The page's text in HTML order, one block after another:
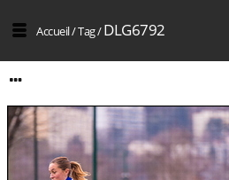
Accueil/Tag/DLG6792